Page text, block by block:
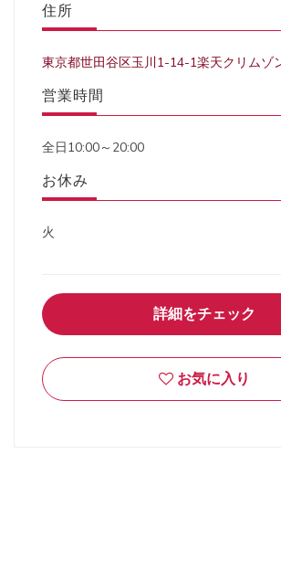
住所
東京都世田谷区玉川1-14-1楽天クリムゾ
営業時間
全日10:00～20:00
お休み
火
詳細をチェック
お気に入り